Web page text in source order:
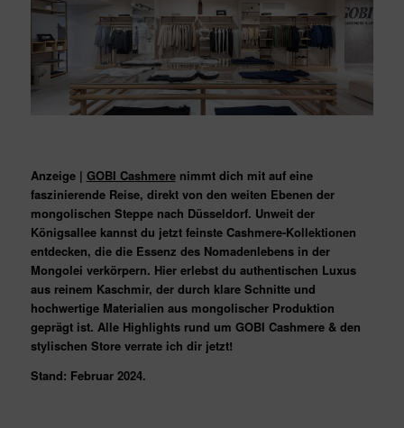
Anzeige | GOBI Cashmerenimmt dich mit auf eine
faszinierende Reise, direkt von den weiten Ebenen der
mongolischen Steppe nach Düsseldorf. Unweit der
Königsallee kannst du jetzt feinste Cashmere-Kollektionen
entdecken, die die Essenz des Nomadenlebens in der
Mongolei verkörpern. Hier erlebst du authentischen Luxus
aus reinem Kaschmir, der durch klare Schnitte und
hochwertige Materialien aus mongolischer Produktion
geprägt ist. Alle Highlights rund um GOBI Cashmere & den
stylischen Store verrate ich dir jetzt!
Stand: Februar 2024.